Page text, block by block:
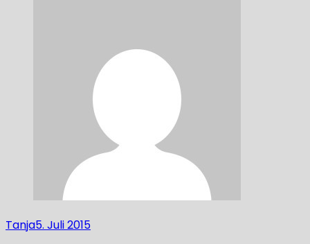
Tanja5. Juli 2015